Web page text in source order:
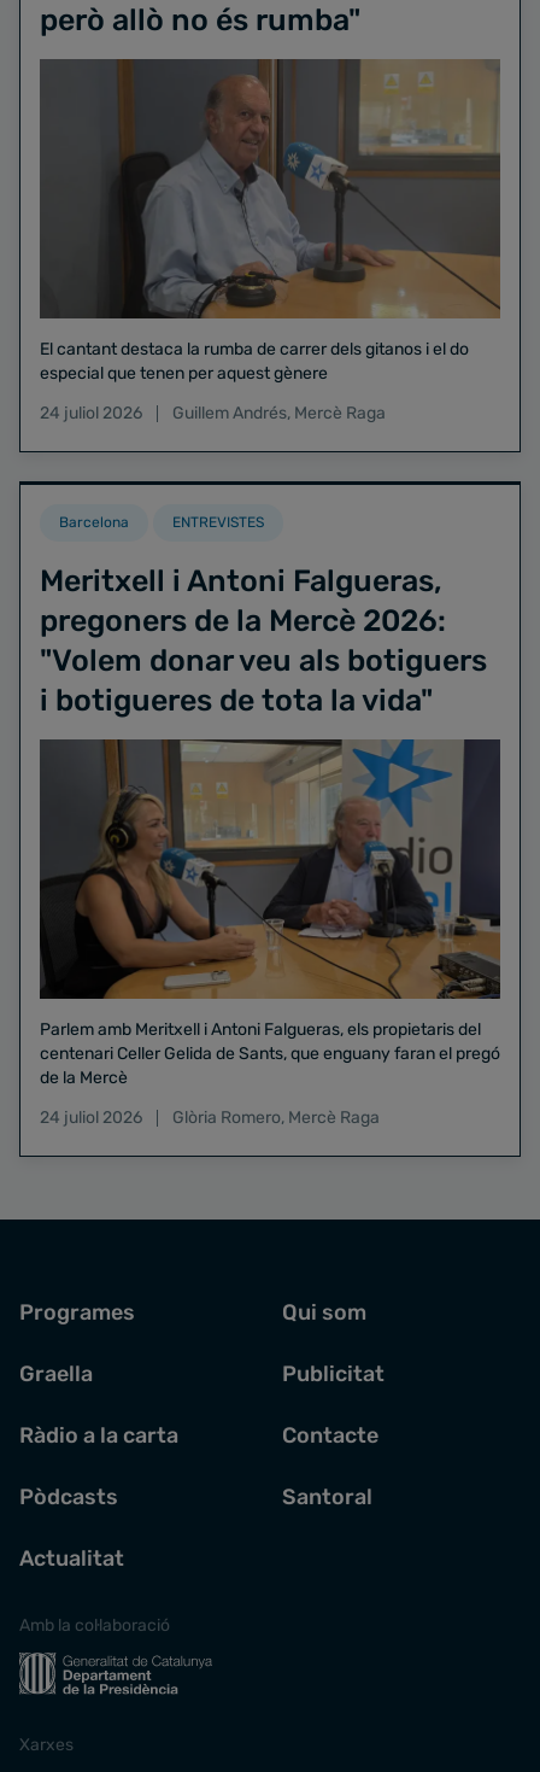
però allò no és rumba"
El cantant destaca la rumba de carrer dels gitanos i el do
especial que tenen per aquest gènere
24 juliol 2026
Guillem Andrés, Mercè Raga
Barcelona ENTREVISTES
Meritxell i Antoni Falgueras,
pregoners de la Mercè 2026:
"Volem donar veu als botiguers
i botigueres de tota la vida"
Parlem amb Meritxell i Antoni Falgueras, els propietaris del
centenari Celler Gelida de Sants, que enguany faran el pregó
de la Mercè
24 juliol 2026
Glòria Romero, Mercè Raga
Programes
Graella
Ràdio a la carta
Pòdcasts
Actualitat
Qui som
Publicitat
Contacte
Santoral
Amb la col·laboració
Xarxes